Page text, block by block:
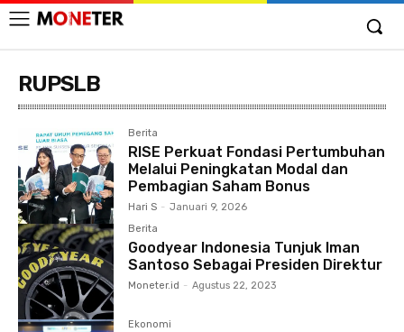
RUPSLB
Berita
RISE Perkuat Fondasi Pertumbuhan
Melalui Peningkatan Modal dan
Pembagian Saham Bonus
Hari S - Januari 9, 2026
Berita
Goodyear Indonesia Tunjuk Iman
Santoso Sebagai Presiden Direktur
Moneter.id - Agustus 22, 2023
Ekonomi